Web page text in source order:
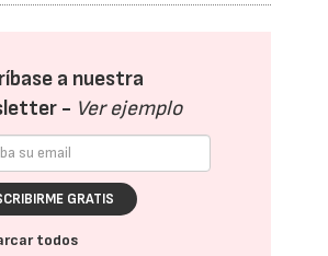
a nuestra
- Ver ejemplo
GRATIS
todos